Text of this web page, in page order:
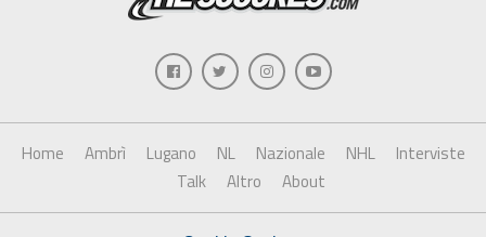
Home Ambrì Lugano NL Nazionale NHL
Interviste
Talk
Altro About